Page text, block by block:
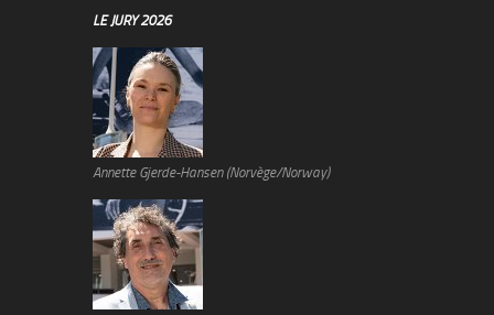
LE JURY 2026
Annette Gjerde-Hansen (Norvège/Norway)